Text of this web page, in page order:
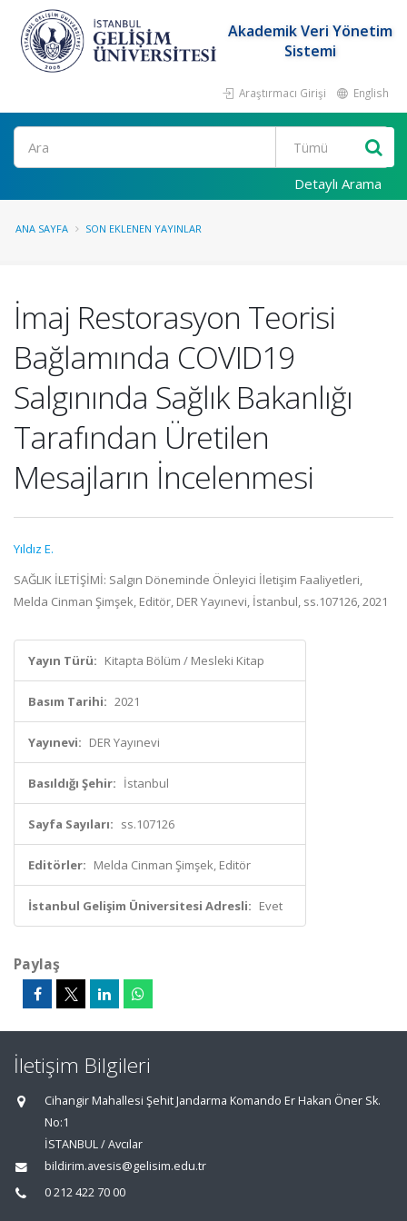
Akademik Veri Yönetim
Sistemi
Araştırmacı Girişi English
Ara
Detaylı Arama
ANA SAYFA SON EKLENEN YAYINLAR
İmaj Restorasyon Teorisi
Bağlamında COVID19
Salgınında Sağlık Bakanlığı
Tarafından Üretilen
Mesajların İncelenmesi
Yıldız E.
SAĞLIK İLETİŞİMİ: Salgın Döneminde Önleyici İletişim Faaliyetleri,
Melda Cinman Şimşek, Editör, DER Yayınevi, İstanbul, ss.107126, 2021
Yayın Türü: Kitapta Bölüm / Mesleki Kitap
Basım Tarihi: 2021
Yayınevi: DER Yayınevi
Basıldığı Şehir: İstanbul
Sayfa Sayıları: ss.107126
Editörler: Melda Cinman Şimşek, Editör
İstanbul Gelişim Üniversitesi Adresli: Evet
Paylaş
İletişim Bilgileri
Cihangir Mahallesi Şehit Jandarma Komando Er Hakan Öner Sk.
No:1
İSTANBUL / Avcılar
bildirim.avesis@gelisim.edu.tr
0 212 422 70 00